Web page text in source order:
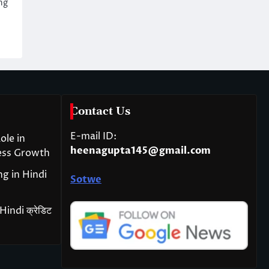
in
Growth
in Hindi
क्रेडिट
Contact Us
E-mail ID:
heenagupta145@gmail.com
Sotwe